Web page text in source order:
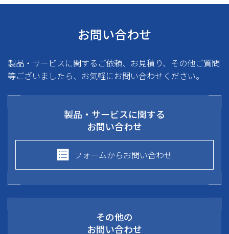
お問い合わせ
製品・サービスに関するご依頼、お見積り、その他ご質問
等ございましたら、お気軽にお問い合わせください。
製品・サービスに関する
お問い合わせ
フォームからお問い合わせ
その他の
お問い合わせ